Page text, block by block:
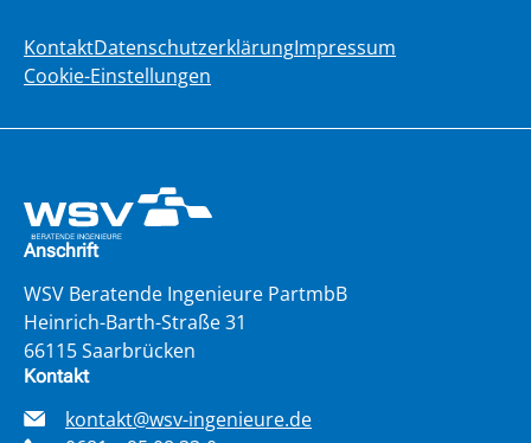
KontaktDatenschutzerklärungImpressum
Cookie-Einstellungen
Anschrift
WSV Beratende Ingenieure PartmbB
Heinrich-Barth-Straße 31
66115 Saarbrücken
Kontakt
kontakt@wsv-ingenieure.de